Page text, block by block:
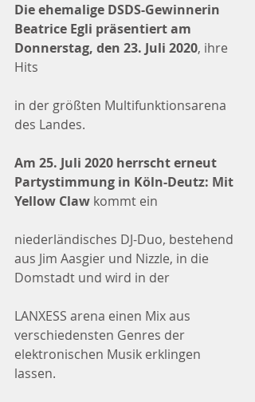
Die ehemalige DSDS-Gewinnerin
Beatrice Egli präsentiert am
Donnerstag, den 23. Juli 2020, ihre
Hits
in der größten Multifunktionsarena
des Landes.
Am 25. Juli 2020 herrscht erneut
Partystimmung in Köln-Deutz: Mit
Yellow Claw kommt ein
niederländisches DJ-Duo, bestehend
aus Jim Aasgier und Nizzle, in die
Domstadt und wird in der
LANXESS arena einen Mix aus
verschiedensten Genres der
elektronischen Musik erklingen
lassen.